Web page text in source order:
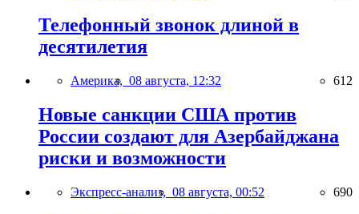
Телефонный звонок длиной в
десятилетия
Америка, 08 августа, 12:32 612
Новые санкции США против
России создают для Азербайджана
риски и возможности
Экспресс-анализ, 08 августа, 00:52 690